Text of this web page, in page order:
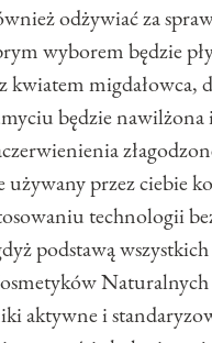
odżywiać za
wyborem będzie
z kwiatem migdałowca,
będzie nawilżona i
używany przez ciebie
technologii
podstawą
Naturalnych
aktywne i